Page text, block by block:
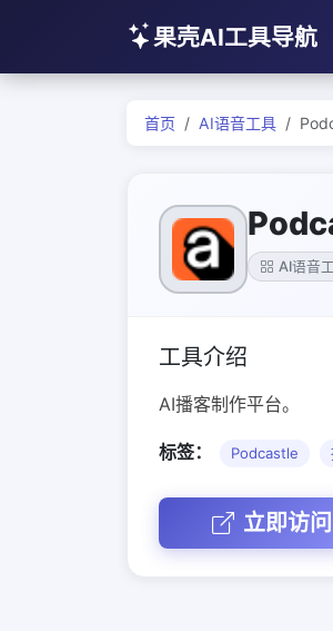
果壳AI工具导航
首页 AI语音工具
AI语音
工具介绍
AI播客制作平台。
标签： Podcastle
立即访问